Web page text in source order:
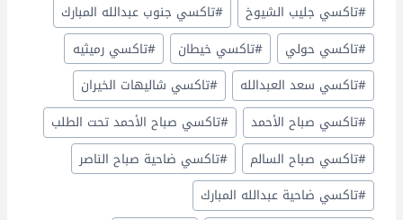
#تاكسي جليب الشيوخ #تاكسي جنوب عبدالله المبارك
#تاكسي حولي #تاكسي خيطان #تاكسي رميثيه
#تاكسي سعد العبدالله #تاكسي شاليهات الخيران
#تاكسي صباح الأحمد #تاكسي صباح الأحمد تحت الطلب
#تاكسي صباح السالم #تاكسي ضاحية صباح الناصر
#تاكسي ضاحية عبدالله المبارك